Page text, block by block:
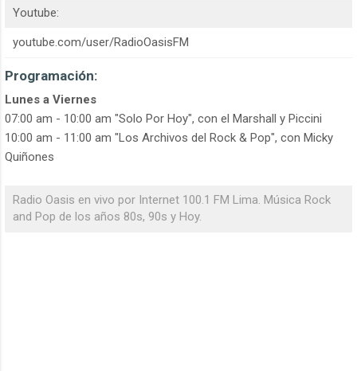
Youtube:
youtube.com/user/RadioOasisFM
Programación:
Lunes a Viernes
07:00 am - 10:00 am "Solo Por Hoy", con el Marshall y Piccini
10:00 am - 11:00 am "Los Archivos del Rock & Pop", con Micky
Quiñones
Radio Oasis en vivo por Internet 100.1 FM Lima. Música Rock
and Pop de los años 80s, 90s y Hoy.